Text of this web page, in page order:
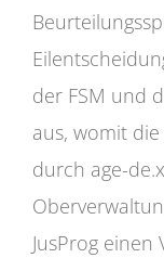
der FSM und
aus, womit die
durch age-
JusProg einen